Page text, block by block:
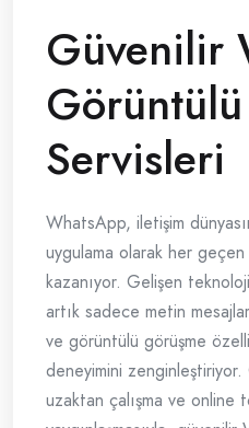
Güvenilir
Servisleri
WhatsApp, iletişim
uygulama olarak her
kazanıyor. Gelişen
artık sadece metin
ve görüntülü görüşme
deneyimini
uzaktan çalışma ve online